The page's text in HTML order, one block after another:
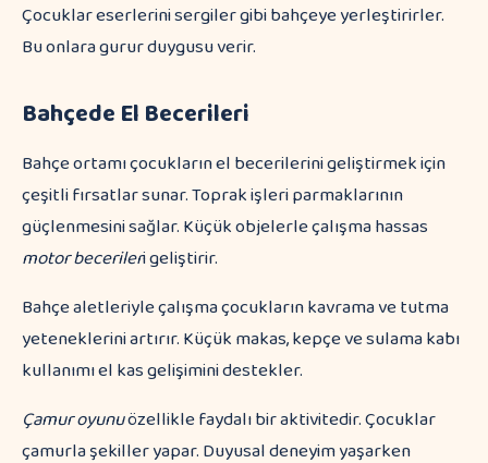
Çocuklar eserlerini sergiler gibi bahçeye yerleştirirler.
Bu onlara gurur duygusu verir.
Bahçede El Becerileri
Bahçe ortamı çocukların el becerilerini geliştirmek için
çeşitli fırsatlar sunar. Toprak işleri parmaklarının
güçlenmesini sağlar. Küçük objelerle çalışma hassas
motor becerileri geliştirir.
Bahçe aletleriyle çalışma çocukların kavrama ve tutma
yeteneklerini artırır. Küçük makas, kepçe ve sulama kabı
kullanımı el kas gelişimini destekler.
Çamur oyunuözellikle faydalı bir aktivitedir. Çocuklar
çamurla şekiller yapar. Duyusal deneyim yaşarken